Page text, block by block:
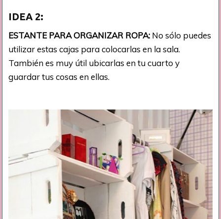
IDEA 2:
ESTANTE PARA ORGANIZAR ROPA: No sólo puedes
utilizar estas cajas para colocarlas en la sala.
También es muy útil ubicarlas en tu cuarto y
guardar tus cosas en ellas.